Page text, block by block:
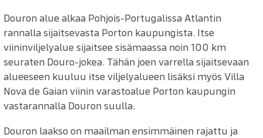
Douron alue alkaa Pohjois-Portugalissa Atlantin
rannalla sijaitsevasta Porton kaupungista. Itse
viininviljelyalue sijaitsee sisämaassa noin 100 km
seuraten Douro-jokea. Tähän joen varrella sijaitsevaan
alueeseen kuuluu itse viljelyalueen lisäksi myös Villa
Nova de Gaian viinin varastoalue Porton kaupungin
vastarannalla Douron suulla.
Douron laakso on maailman ensimmäinen rajattu ja